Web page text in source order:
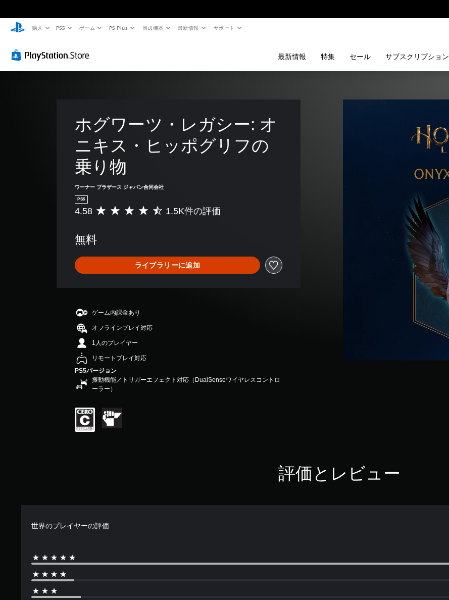
購入 PS5 ゲーム PS Plus 周辺機器 最新情報 サポート
最新情報 特集 セール サブスクリプション
ホグワーツ・レガシー: オ
ニキス・ヒッポグリフの
乗り物
ワーナー ブラザース ジャパン合同会社
PS5
評
は
.
5
、
均
評
価
は
5
段
階
中
の
5
で
4.58 1.5K件の評価
無料
ライブラリーに追加
ゲーム内課金あり
オフラインプレイ対応
1人のプレイヤー
リモートプレイ対応
PS5バージョン
振動機能／トリガーエフェクト対応（DualSenseワイヤレスコントロ
ーラー）
評価とレビュー
世界のプレイヤーの評価